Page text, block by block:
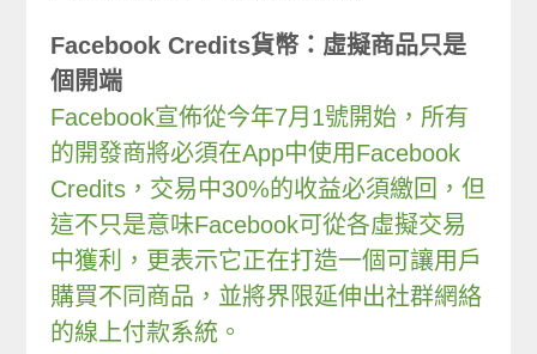
Facebook Credits貨幣：虛擬商品只是
個開端
Facebook宣佈從今年7月1號開始，所有
的開發商將必須在App中使用Facebook
Credits，交易中30%的收益必須繳回，但
這不只是意味Facebook可從各虛擬交易
中獲利，更表示它正在打造一個可讓用戶
購買不同商品，並將界限延伸出社群網絡
的線上付款系統。